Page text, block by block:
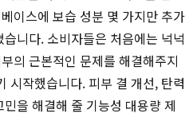
이스에 보습 성분 몇 가지만 추가
니다. 소비자들은 처음에는 넉넉
의 근본적인 문제를 해결해주지
시작했습니다. 피부 결 개선, 탄력
을 해결해 줄 기능성 대용량 제